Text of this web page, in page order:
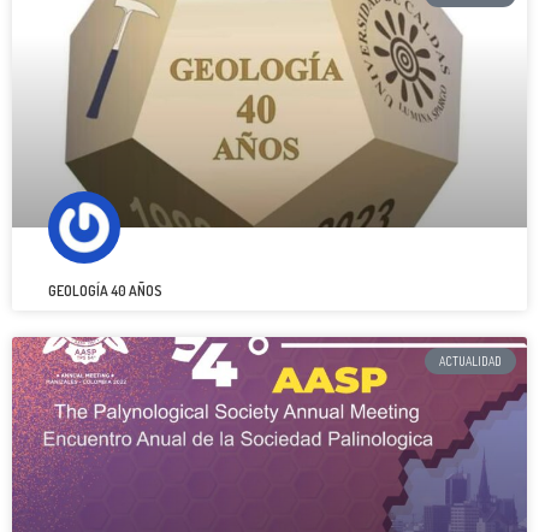
GEOLOGÍA 40 AÑOS
ACTUALIDAD